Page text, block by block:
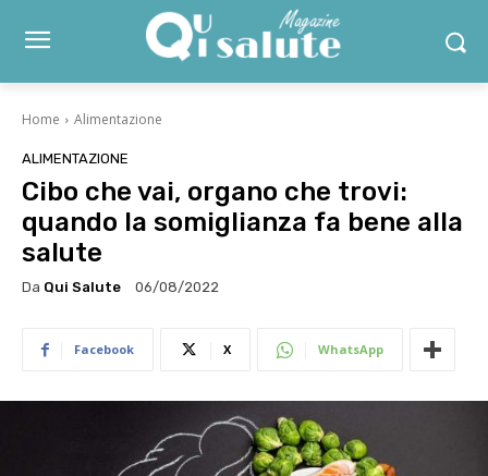
Home Alimentazione
ALIMENTAZIONE
Cibo che vai, organo che trovi:
quando la somiglianza fa bene alla
salute
Da Qui Salute 06/08/2022
Facebook X WhatsApp